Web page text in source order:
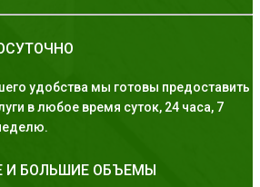
удобства мы готовы предоставить
в любое время суток, 24 часа, 7
И БОЛЬШИЕ ОБЪЕМЫ